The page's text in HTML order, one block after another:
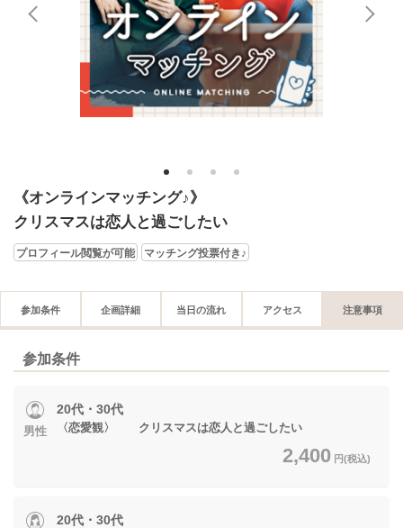
1 2 3 4
《オンラインマッチング♪》
クリスマスは恋人と過ごしたい
プロフィール閲覧が可能 マッチング投票付き♪
参加条件 企画詳細 当日の流れ アクセス 注意事項
参加条件
男性
20代・30代
〈恋愛観〉 クリスマスは恋人と過ごしたい
2,400 円(税込)
20代・30代